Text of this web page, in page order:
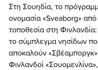
Στη Σουηδία, το
ονομασία «Sveaborg»
τοποθεσία στη Φινλανδία:
το σύμπλεγμα νησίδων
αποκαλούν
Φινλανδοί